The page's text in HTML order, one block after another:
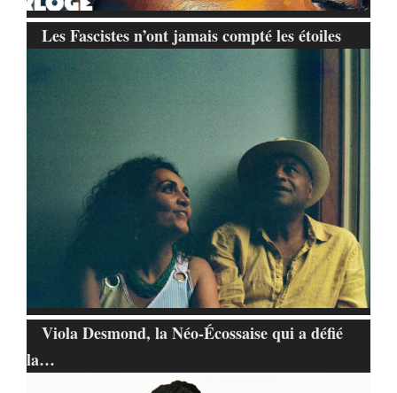
Les Fascistes n’ont jamais compté les étoiles
Viola Desmond, la Néo-Écossaise qui a défié
la…